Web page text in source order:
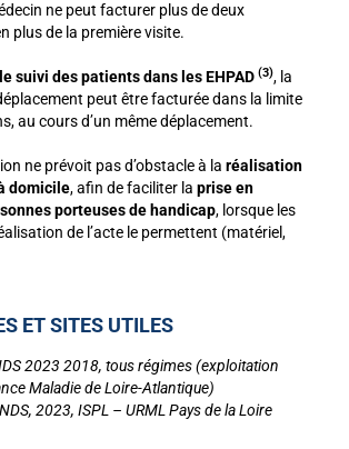
ne peut facturer plus de deux
plus de la première visite.
suivi des patients dans les EHPAD (3), la
peut être facturée dans la limite
au cours d’un même déplacement.
ne prévoit pas d’obstacle à la réalisation
domicile, afin de faciliter la prise en
porteuses de handicap, lorsque les
de l’acte le permettent (matériel,
ET SITES UTILES
2023 2018, tous régimes (exploitation
Maladie de Loire-Atlantique)
2023, ISPL – URML Pays de la Loire